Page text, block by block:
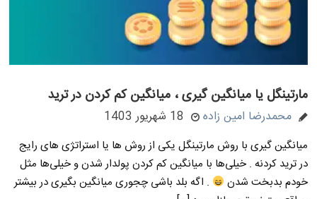
مارتینگل یا میانگین گیری ، میانگین کم کردن در ترید
محمدرضا امین زاده 18 شهریور 1403
میانگین گیری با روش مارتینگل یکی از روش ها یا استراتژی های رایج
در ترید کردنه . خیلی‌ها با میانگین کم کردن پولدار شدن و خیلی‌ها مثل
خودم بدبخت شدن
. اگه بلد باشی چجوری میانگین بگیری در بیشتر